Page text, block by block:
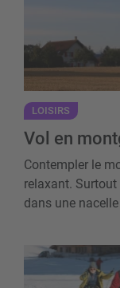
LOISIRS
Vol en
Contempler le
relaxant. Surtout
dans une
Du bon